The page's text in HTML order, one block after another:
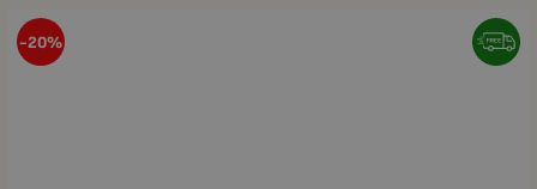
-20%